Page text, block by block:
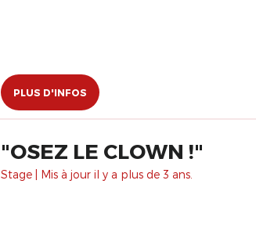
PLUS D'INFOS
​"OSEZ LE CLOWN !"
Stage | Mis à jour il y a plus de 3 ans.